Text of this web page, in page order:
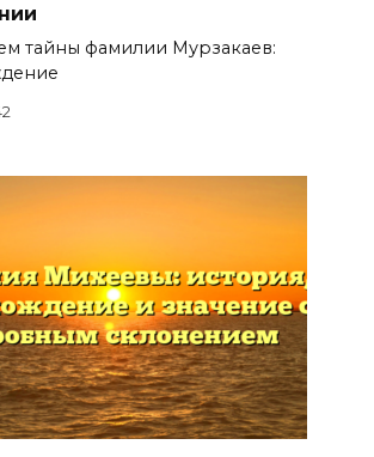
тайны фамилии Мурзакаев: